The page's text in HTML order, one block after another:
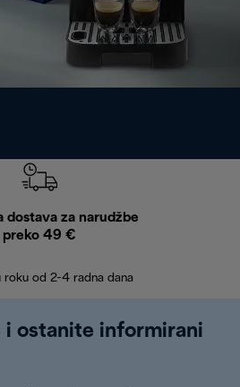
dostava za narudžbe
preko 49 €
roku od 2-4 radna dana
i ostanite informirani